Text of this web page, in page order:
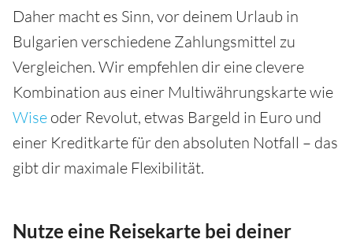
Daher macht es Sinn, vor deinem Urlaub in
Bulgarien verschiedene Zahlungsmittel zu
Vergleichen. Wir empfehlen dir eine clevere
Kombination aus einer Multiwährungskarte wie
Wise oder Revolut, etwas Bargeld in Euro und
einer Kreditkarte für den absoluten Notfall – das
gibt dir maximale Flexibilität.
Nutze eine Reisekarte bei deiner